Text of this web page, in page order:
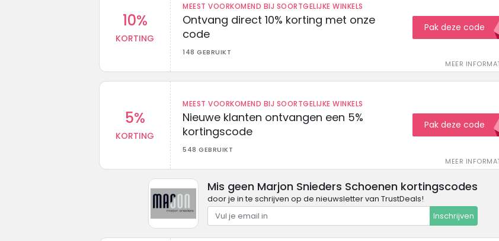
10%
KORTING
MEEST VOORKOMEND BIJ SOORTGELIJKE WINKELS
Ontvang direct 10% korting met onze
code
148 GEBRUIKT
MEER
Pak deze code
5%
KORTING
MEEST VOORKOMEND BIJ SOORTGELIJKE WINKELS
Nieuwe klanten ontvangen een 5%
kortingscode
548 GEBRUIKT
MEER
Pak deze code
Mis geen Marjon Snieders Schoenen kortingscodes
door je in te schrijven op de nieuwsletter van TrustDeals!
Inschrijven